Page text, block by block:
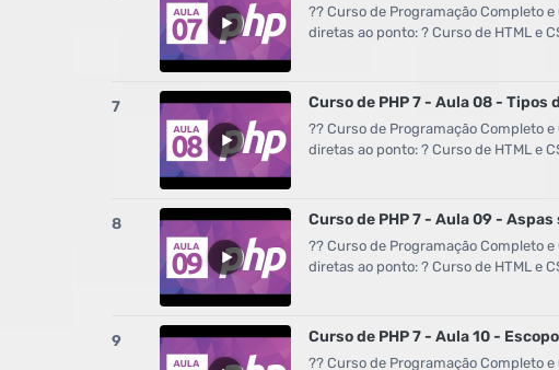
?? Curso de Programação Completo
diretas ao ponto: ? Curso de HTML e
7 Curso de PHP 7 - Aula 08 - Tipos
?? Curso de Programação Completo
diretas ao ponto: ? Curso de HTML e
8 Curso de PHP 7 - Aula 09 -
?? Curso de Programação Completo
diretas ao ponto: ? Curso de HTML e
9 Curso de PHP 7 - Aula 10 -
?? Curso de Programação Completo